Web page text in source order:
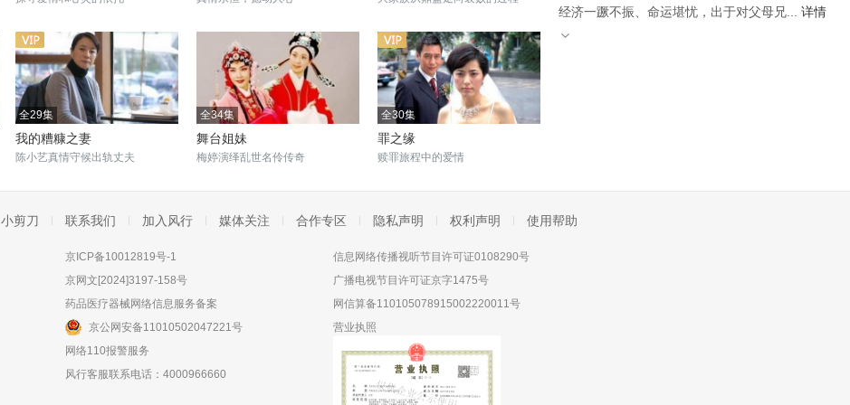
全29集
我的糟糠之妻
陈小艺真情守候出轨丈夫
全34集
舞台姐妹
梅婷演绎乱世名伶传奇
全30集
罪之缘
赎罪旅程中的爱情
经济一蹶不振、命运堪忧，出于对父母兄... 详情
小剪刀 联系我们 加入风行 媒体关注 合作专区 隐私声明 权利声明 使用帮助
京ICP备10012819号-1
京网文[2024]3197-158号
药品医疗器械网络信息服务备案
京公网安备11010502047221号
网络110报警服务
风行客服联系电话：4000966660
信息网络传播视听节目许可证0108290号
广播电视节目许可证京字1475号
网信算备110105078915002220011号
营业执照